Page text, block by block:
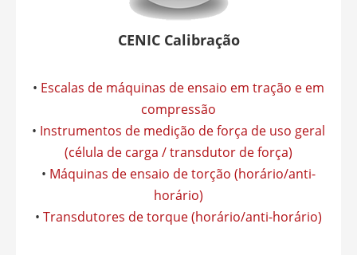
CENIC Calibração
• Escalas de máquinas de ensaio em tração e em
compressão
• Instrumentos de medição de força de uso geral
(célula de carga / transdutor de força)
• Máquinas de ensaio de torção (horário/anti-
horário)
• Transdutores de torque (horário/anti-horário)